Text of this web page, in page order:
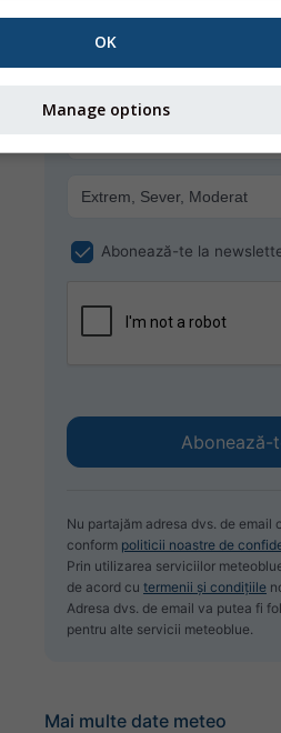
e-mail.
Abonează-te la
Nu partajăm adresa dvs. de email
conform politicii noastre de
Prin utilizarea serviciilor
de acord cu termenii și condițiile
Adresa dvs. de email va putea fi
pentru alte servicii meteoblue.
Mai multe date meteo
OK
Manage options